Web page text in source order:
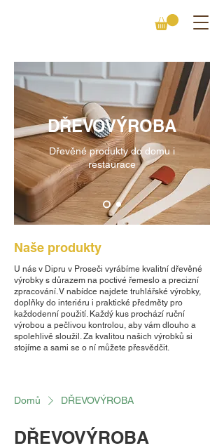
DŘEVOVÝROBA
Dřevěné produkty do domu i
restaurace
Naše produkty
U nás v Dipru v Proseči vyrábíme kvalitní dřevěné
výrobky s důrazem na poctivé řemeslo a precizní
zpracování. V nabídce najdete truhlářské výrobky,
doplňky do interiéru i praktické předměty pro
každodenní použití. Každý kus prochází ruční
výrobou a pečlivou kontrolou, aby vám dlouho a
spolehlivě sloužil. Za kvalitou našich výrobků si
stojíme a sami se o ní můžete přesvědčit.
Domů DŘEVOVÝROBA
DŘEVOVÝROBA